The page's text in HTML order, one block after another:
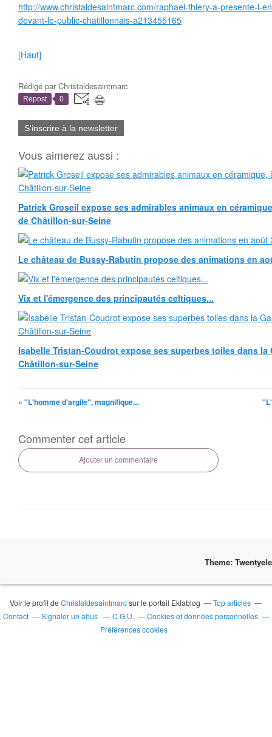
http://www.christaldesaintmarc.com/raphael-thiery-a-presente-l-
devant-le-public-chatillonnais-a213455165
[Haut]
Rédigé parChristaldesaintmarc
Repost 0
S'inscrire à la newsletter
Vous aimerez aussi :
Patrick Groseil expose ses admirables animaux en
de Châtillon-sur-Seine
Le château de Bussy-Rabutin propose des animations en
Vix et l'émergence des principautés celtiques...
Isabelle Tristan-Coudrot expose ses superbes toiles dans la
Châtillon-sur-Seine
« "L'homme d'argile", magnifique...
Commenter cet article
Ajouter un commentaire
Theme:
Voir le profil deChristaldesaintmarcsur le portail Eklablog
Top articles
Contact
Signaler un abus C.G.U.
Cookies et données personnelles
Préférences cookies